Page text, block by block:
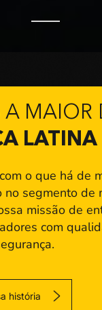
A MAIOR
LATINA
o que há de
no segmento de
missão de
com
história